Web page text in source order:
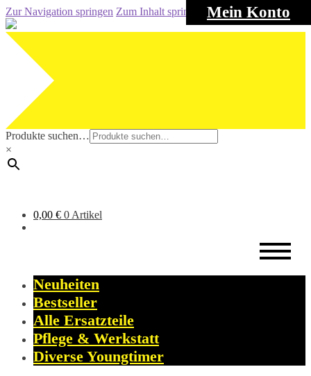
Mein Konto
Zur Navigation springen Zum Inhalt springen
Produkte suchen…
×
0,00 € 0 Artikel
Neuheiten
Bestseller
Alle Ersatzteile
Pflege & Werkstatt
Diverse Youngtimer